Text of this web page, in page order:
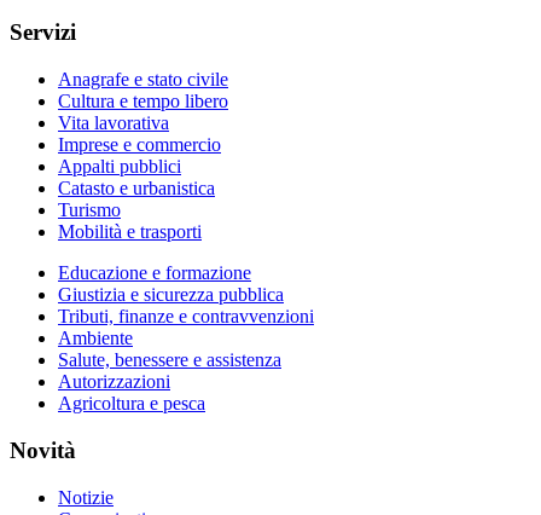
Servizi
Anagrafe e stato civile
Cultura e tempo libero
Vita lavorativa
Imprese e commercio
Appalti pubblici
Catasto e urbanistica
Turismo
Mobilità e trasporti
Educazione e formazione
Giustizia e sicurezza pubblica
Tributi, finanze e contravvenzioni
Ambiente
Salute, benessere e assistenza
Autorizzazioni
Agricoltura e pesca
Novità
Notizie